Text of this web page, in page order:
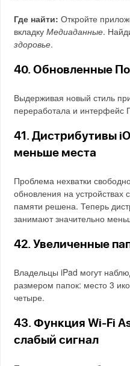
Где найти: Откройте
вкладкуМедиаданные.
здоровье.
40. Обновленные
Выдерживая новый стиль
переработала и интерфейс
41. Дистрибутивы
меньше места
Проблема нехватки
обновления на
памяти решена. Теперь
занимают значительно
42. Увеличенные
Владельцы iPad могут
размером папок: место 3
четыре.
43. Функция Wi-Fi
слабый сигнал